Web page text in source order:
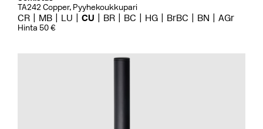
TA242 Copper, Pyyhekoukkupari
CR MB LU CU BR BC HG BrBC BN AGr
Hinta 50 €